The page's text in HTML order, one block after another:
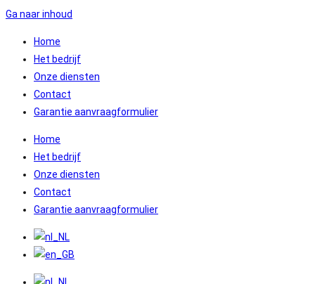
Ga naar inhoud
Home
Het bedrijf
Onze diensten
Contact
Garantie aanvraagformulier
Home
Het bedrijf
Onze diensten
Contact
Garantie aanvraagformulier